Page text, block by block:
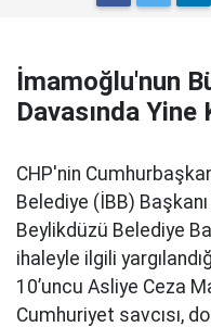
İmamoğlu'nun
Davasında Yine
CHP'nin
Belediye (İBB)
Beylikdüzü Belediye
ihaleyle ilgili
10’uncu Asliye Ceza
Cumhuriyet savcısı,